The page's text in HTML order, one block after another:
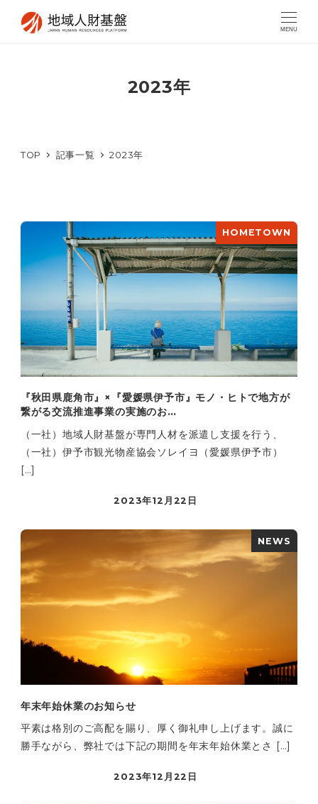
MENU
2023年
TOP 記事一覧 2023年
HOMETOWN
『秋田県鹿角市』×『愛媛県伊予市』モノ・ヒトで地方が
繋がる交流推進事業の実施のお…
（一社）地域人財基盤が専門人材を派遣し支援を行う、
（一社）伊予市観光物産協会ソレイヨ（愛媛県伊予市）
[…]
2023年12月22日
NEWS
年末年始休業のお知らせ
平素は格別のご高配を賜り、厚く御礼申し上げます。誠に
勝手ながら、弊社では下記の期間を年末年始休業とさ […]
2023年12月22日